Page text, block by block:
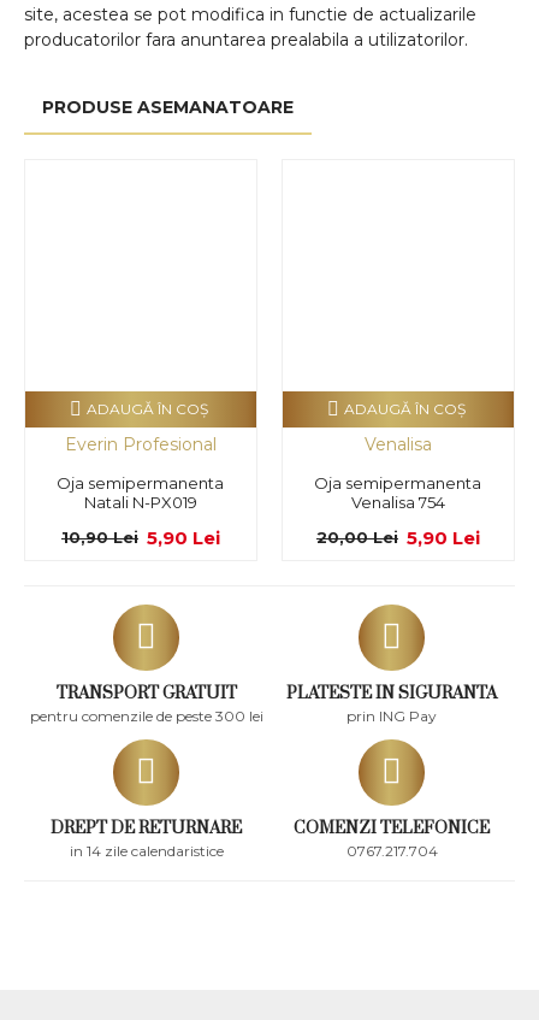
TRANSPORT GRATUIT
pentru comenzile de peste 300 lei
PLATESTE IN SIGURANTA
prin ING Pay
DREPT DE RETURNARE
in 14 zile calendaristice
COMENZI TELEFONICE
0767.217.704
site, acestea se pot modifica in functie de actualizarile
producatorilor fara anuntarea prealabila a utilizatorilor.
PRODUSE ASEMANATOARE
Everin Profesional
Oja semipermanenta
Natali N-PX019
5,90 Lei
10,90 Lei
ADAUGĂ ÎN COŞ
Venalisa
Oja semipermanenta
Venalisa 754
5,90 Lei
20,00 Lei
ADAUGĂ ÎN COŞ